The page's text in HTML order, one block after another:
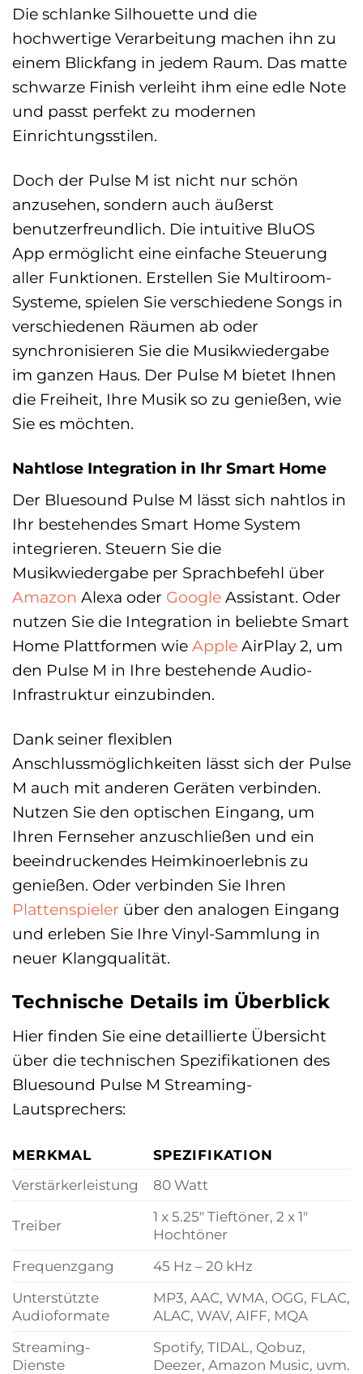
Die schlanke Silhouette und die
hochwertige Verarbeitung machen ihn zu
einem Blickfang in jedem Raum. Das matte
schwarze Finish verleiht ihm eine edle Note
und passt perfekt zu modernen
Einrichtungsstilen.
Doch der Pulse M ist nicht nur schön
anzusehen, sondern auch äußerst
benutzerfreundlich. Die intuitive BluOS
App ermöglicht eine einfache Steuerung
aller Funktionen. Erstellen Sie Multiroom-
Systeme, spielen Sie verschiedene Songs in
verschiedenen Räumen ab oder
synchronisieren Sie die Musikwiedergabe
im ganzen Haus. Der Pulse M bietet Ihnen
die Freiheit, Ihre Musik so zu genießen, wie
Sie es möchten.
Nahtlose Integration in Ihr Smart Home
Der Bluesound Pulse M lässt sich nahtlos in
Ihr bestehendes Smart Home System
integrieren. Steuern Sie die
Musikwiedergabe per Sprachbefehl über
Amazon Alexa oder Google Assistant. Oder
nutzen Sie die Integration in beliebte Smart
Home Plattformen wie Apple AirPlay 2, um
den Pulse M in Ihre bestehende Audio-
Infrastruktur einzubinden.
Dank seiner flexiblen
Anschlussmöglichkeiten lässt sich der Pulse
M auch mit anderen Geräten verbinden.
Nutzen Sie den optischen Eingang, um
Ihren Fernseher anzuschließen und ein
beeindruckendes Heimkinoerlebnis zu
genießen. Oder verbinden Sie Ihren
Plattenspieler über den analogen Eingang
und erleben Sie Ihre Vinyl-Sammlung in
neuer Klangqualität.
Technische Details im Überblick
Hier finden Sie eine detaillierte Übersicht
über die technischen Spezifikationen des
Bluesound Pulse M Streaming-
Lautsprechers:
MERKMAL
SPEZIFIKATION
Verstärkerleistung
80 Watt
Treiber
1 x 5.25″ Tieftöner, 2 x 1″
Hochtöner
Frequenzgang
45 Hz – 20 kHz
Unterstützte
Audioformate
MP3, AAC, WMA, OGG, FLAC,
ALAC, WAV, AIFF, MQA
Streaming-
Dienste
Spotify, TIDAL, Qobuz,
Deezer, Amazon Music, uvm.